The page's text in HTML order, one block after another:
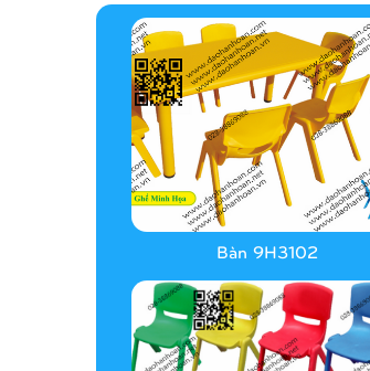
Bàn 9H3102